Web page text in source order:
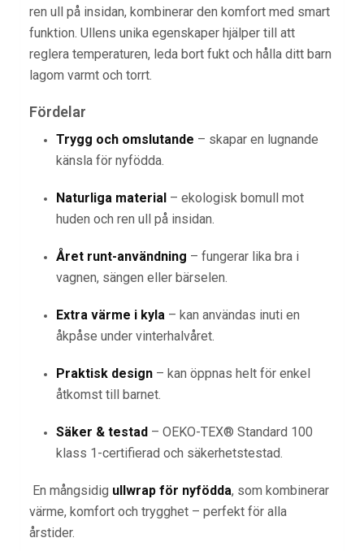
ren ull på insidan, kombinerar den komfort med smart
funktion. Ullens unika egenskaper hjälper till att
reglera temperaturen, leda bort fukt och hålla ditt barn
lagom varmt och torrt.
Fördelar
Trygg och omslutande – skapar en lugnande
känsla för nyfödda.
Naturliga material – ekologisk bomull mot
huden och ren ull på insidan.
Året runt-användning – fungerar lika bra i
vagnen, sängen eller bärselen.
Extra värme i kyla– kan användas inuti en
åkpåse under vinterhalvåret.
Praktisk design– kan öppnas helt för enkel
åtkomst till barnet.
Säker & testad – OEKO-TEX® Standard 100
klass 1-certifierad och säkerhetstestad.
En mångsidig ullwrap för nyfödda, som kombinerar
värme, komfort och trygghet – perfekt för alla
årstider.